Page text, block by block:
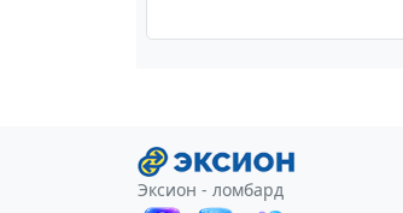
Эксион - ломбард